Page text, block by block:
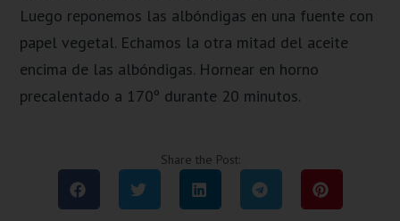
Luego reponemos las albóndigas en una fuente con
papel vegetal. Echamos la otra mitad del aceite
encima de las albóndigas. Hornear en horno
precalentado a 170º durante 20 minutos.
Share the Post: